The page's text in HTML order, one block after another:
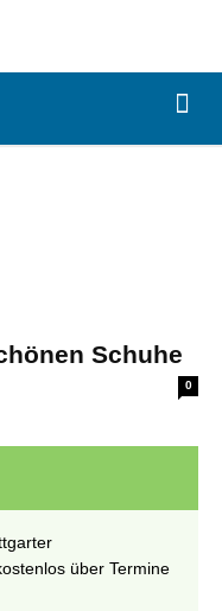
Schuhe
0
über Termine